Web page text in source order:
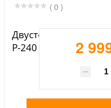
( 0 )
Двусторонний флаг
Р-240
2